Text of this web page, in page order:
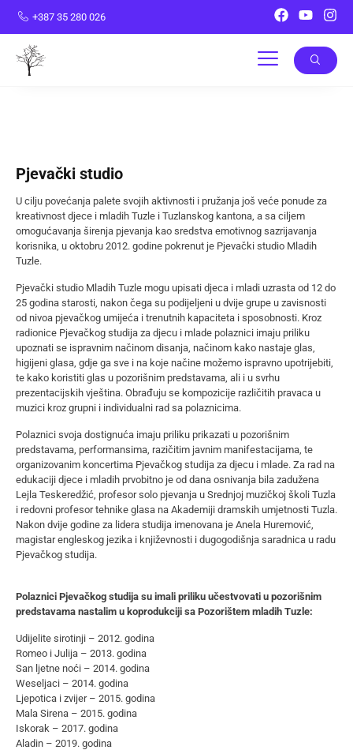
+387 35 280 026
Pjevački studio
U cilju povećanja palete svojih aktivnosti i pružanja još veće ponude za
kreativnost djece i mladih Tuzle i Tuzlanskog kantona, a sa ciljem
omogućavanja širenja pjevanja kao sredstva emotivnog sazrijavanja
korisnika, u oktobru 2012. godine pokrenut je Pjevački studio Mladih
Tuzle.
Pjevački studio Mladih Tuzle mogu upisati djeca i mladi uzrasta od 12 do
25 godina starosti, nakon čega su podijeljeni u dvije grupe u zavisnosti
od nivoa pjevačkog umijeća i trenutnih kapaciteta i sposobnosti. Kroz
radionice Pjevačkog studija za djecu i mlade polaznici imaju priliku
upoznati se ispravnim načinom disanja, načinom kako nastaje glas,
higijeni glasa, gdje ga sve i na koje načine možemo ispravno upotrijebiti,
te kako koristiti glas u pozorišnim predstavama, ali i u svrhu
prezentacijskih vještina. Obrađuju se kompozicije različitih pravaca u
muzici kroz grupni i individualni rad sa polaznicima.
Polaznici svoja dostignuća imaju priliku prikazati u pozorišnim
predstavama, performansima, razičitim javnim manifestacijama, te
organizovanim koncertima Pjevačkog studija za djecu i mlade. Za rad na
edukaciji djece i mladih prvobitno je od dana osnivanja bila zadužena
Lejla Teskeredžić, profesor solo pjevanja u Srednjoj muzičkoj školi Tuzla
i redovni profesor tehnike glasa na Akademiji dramskih umjetnosti Tuzla.
Nakon dvije godine za lidera studija imenovana je Anela Huremović,
magistar engleskog jezika i književnosti i dugogodišnja saradnica u radu
Pjevačkog studija.
Polaznici Pjevačkog studija su imali priliku učestvovati u pozorišnim
predstavama nastalim u koprodukciji sa Pozorištem mladih Tuzle:
Udijelite sirotinji – 2012. godina
Romeo i Julija – 2013. godina
San ljetne noći – 2014. godina
Weseljaci – 2014. godina
Ljepotica i zvijer – 2015. godina
Mala Sirena – 2015. godina
Iskorak – 2017. godina
Aladin – 2019. godina